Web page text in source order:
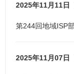
2025年11月11日
第244回地域ISP
2025年11月07日